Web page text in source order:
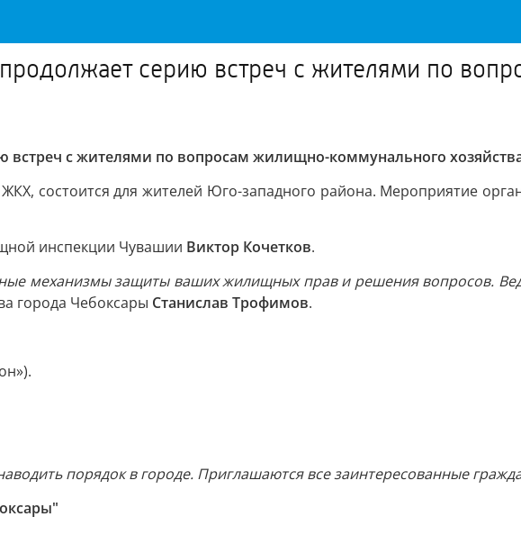
серию встреч с жителями по
с жителями по вопросам жилищно-коммунального
состоится для жителей Юго-западного района. Мероприятие
инспекции Чувашии Виктор Кочетков.
механизмы защиты ваших жилищных прав и решения вопросов.
города Чебоксары Станислав Трофимов.
порядок в городе. Приглашаются все заинтересованные